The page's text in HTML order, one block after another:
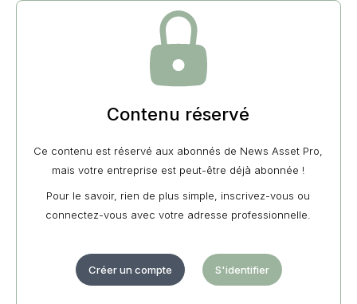
Contenu réservé
Ce contenu est réservé aux abonnés de News Asset Pro,
mais votre entreprise est peut-être déjà abonnée !
Pour le savoir, rien de plus simple, inscrivez-vous ou
connectez-vous avec votre adresse professionnelle.
Créer un compte S'identifier